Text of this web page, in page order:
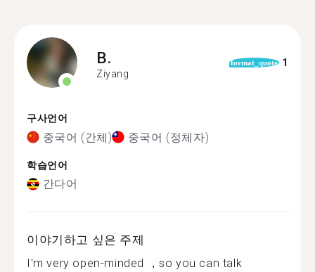
B.
Ziyang
format_quote 1
구사언어
중국어 (간체) 중국어 (정체자)
학습언어
간다어
이야기하고 싶은 주제
I'm very open-minded ，so you can talk